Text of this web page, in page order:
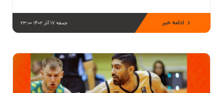
جمعه 17 آذر 1402 23:00 ادامه خبر